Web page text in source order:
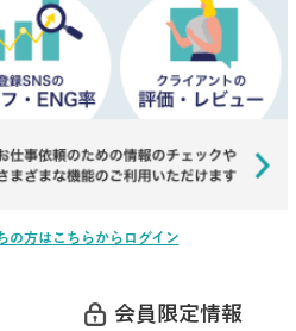
の方はこちらからログイン
会員限定情報